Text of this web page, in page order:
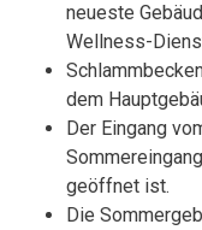
neueste
Wellness-
dem
Der Eingang
geöffnet ist.
Die